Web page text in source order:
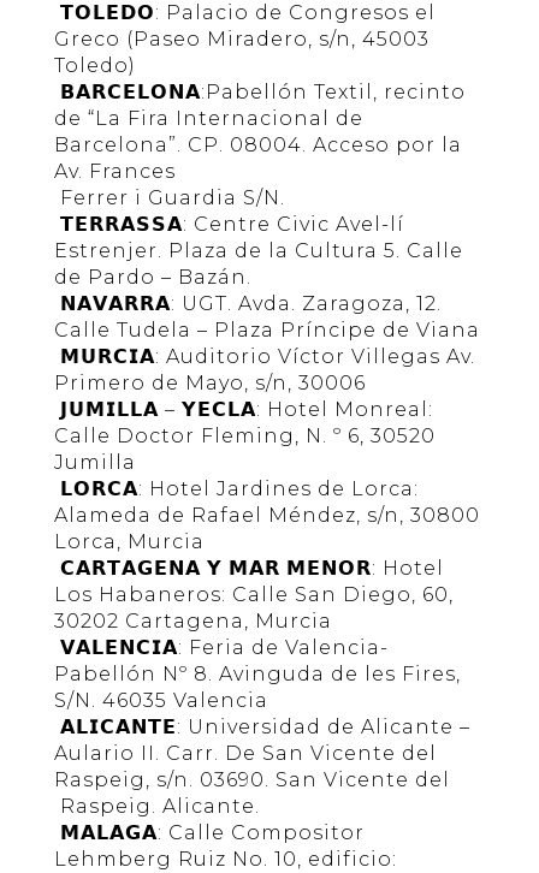
𝗧𝗢𝗟𝗘𝗗𝗢: Palacio de Congresos el
Greco (Paseo Miradero, s/n, 45003
Toledo)
𝗕𝗔𝗥𝗖𝗘𝗟𝗢𝗡𝗔:Pabellón Textil, recinto
de “La Fira Internacional de
Barcelona”. CP. 08004. Acceso por la
Av. Frances
Ferrer i Guardia S/N.
𝗧𝗘𝗥𝗥𝗔𝗦𝗦𝗔: Centre Civic Avel-lí
Estrenjer. Plaza de la Cultura 5. Calle
de Pardo – Bazán.
𝗡𝗔𝗩𝗔𝗥𝗥𝗔: UGT. Avda. Zaragoza, 12.
Calle Tudela – Plaza Príncipe de Viana
𝗠𝗨𝗥𝗖𝗜𝗔: Auditorio Víctor Villegas Av.
Primero de Mayo, s/n, 30006
𝗝𝗨𝗠𝗜𝗟𝗟𝗔 – 𝗬𝗘𝗖𝗟𝗔: Hotel Monreal:
Calle Doctor Fleming, N. º 6, 30520
Jumilla
𝗟𝗢𝗥𝗖𝗔: Hotel Jardines de Lorca:
Alameda de Rafael Méndez, s/n, 30800
Lorca, Murcia
𝗖𝗔𝗥𝗧𝗔𝗚𝗘𝗡𝗔 𝗬 𝗠𝗔𝗥 𝗠𝗘𝗡𝗢𝗥: Hotel
Los Habaneros: Calle San Diego, 60,
30202 Cartagena, Murcia
𝗩𝗔𝗟𝗘𝗡𝗖𝗜𝗔: Feria de Valencia-
Pabellón Nº 8. Avinguda de les Fires,
S/N. 46035 Valencia
𝗔𝗟𝗜𝗖𝗔𝗡𝗧𝗘: Universidad de Alicante –
Aulario II. Carr. De San Vicente del
Raspeig, s/n. 03690. San Vicente del
Raspeig. Alicante.
𝗠𝗔𝗟𝗔𝗚𝗔: Calle Compositor
Lehmberg Ruiz No. 10, edificio: